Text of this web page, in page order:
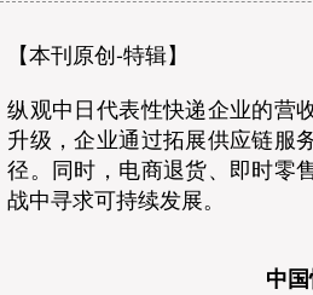
【本刊原创-特辑】
纵观中日代表性快递企业的营
升级，企业通过拓展供应链服
径。同时，电商退货、即时零
战中寻求可持续发展。
中